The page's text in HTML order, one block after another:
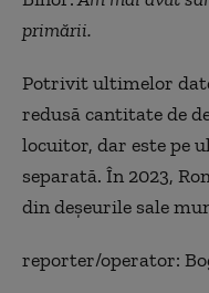
primării.
Potrivit ultimelor
redusă cantitate de
locuitor, dar este pe
separată. În 2023,
din deșeurile sale
reporter/operator: